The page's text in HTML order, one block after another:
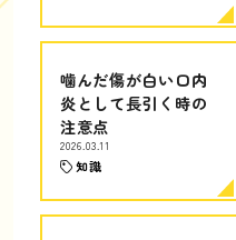
噛んだ傷が白い口内
炎として長引く時の
注意点
2026.03.11
知識